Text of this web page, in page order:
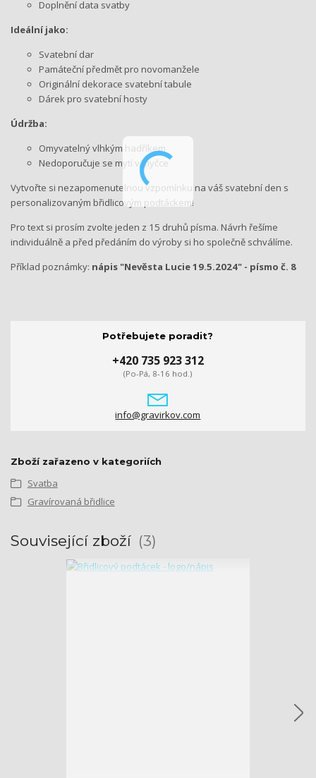
Doplnění data svatby
Ideální jako:
Svatební dar
Památeční předmět pro novomanžele
Originální dekorace svatební tabule
Dárek pro svatební hosty
Údržba:
Omyvatelný vlhkým hadříkem
Nedoporučuje se mytí v myčce
Vytvořte si nezapomenutelnou vzpomínku na váš svatební den s
personalizovaným břidlicovým podtáckem!
Pro text si prosím zvolte jeden z 15 druhů písma. Návrh řešíme
individuálně a před předáním do výroby si ho společně schválíme.
Příklad poznámky: nápis "Nevěsta Lucie 19.5.2024" - písmo č. 8
Potřebujete poradit?
+420 735 923 312
(Po-Pá, 8-16 hod.)
info@gravirkov.com
Zboží zařazeno v kategoriích
Svatba
Gravírovaná břidlice
Související zboží 3